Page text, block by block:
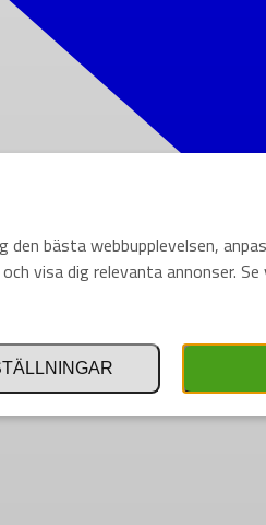
bästa webbupplevelsen,
visa dig relevanta annonser.